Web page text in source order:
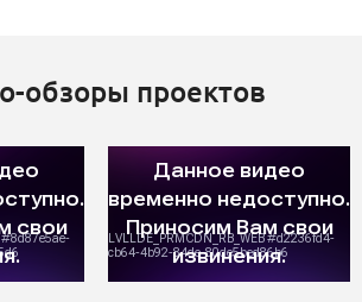
обзоры проектов